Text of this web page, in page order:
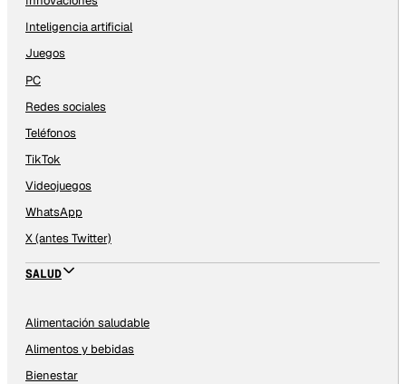
Inteligencia artificial
Juegos
PC
Redes sociales
Teléfonos
TikTok
Videojuegos
WhatsApp
X (antes Twitter)
SALUD
Alimentación saludable
Alimentos y bebidas
Bienestar